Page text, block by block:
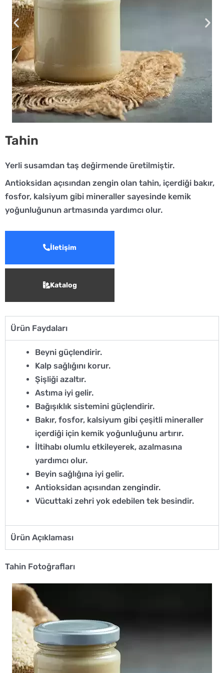
Tahin
Yerli susamdan taş değirmende üretilmiştir.
Antioksidan açısından zengin olan tahin, içerdiği bakır,
fosfor, kalsiyum gibi mineraller sayesinde kemik
yoğunluğunun artmasında yardımcı olur.
İletişim
Katalog
Ürün Faydaları
Beyni güçlendirir.
Kalp sağlığını korur.
Şişliği azaltır.
Astıma iyi gelir.
Bağışıklık sistemini güçlendirir.
Bakır, fosfor, kalsiyum gibi çeşitli mineraller
içerdiği için kemik yoğunluğunu artırır.
İltihabı olumlu etkileyerek, azalmasına
yardımcı olur.
Beyin sağlığına iyi gelir.
Antioksidan açısından zengindir.
Vücuttaki zehri yok edebilen tek besindir.
Ürün Açıklaması
Tahin Fotoğrafları